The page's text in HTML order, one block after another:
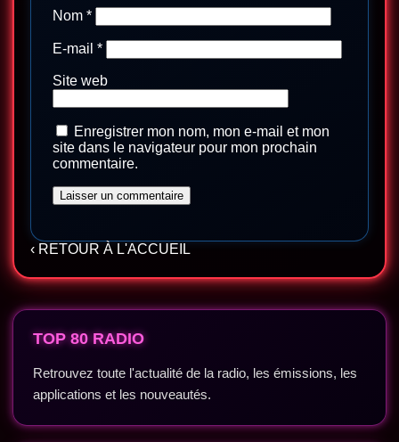
Nom *
E-mail *
Site web
Enregistrer mon nom, mon e-mail et mon
site dans le navigateur pour mon prochain
commentaire.
‹ RETOUR À L'ACCUEIL
TOP 80 RADIO
Retrouvez toute l'actualité de la radio, les émissions, les
applications et les nouveautés.